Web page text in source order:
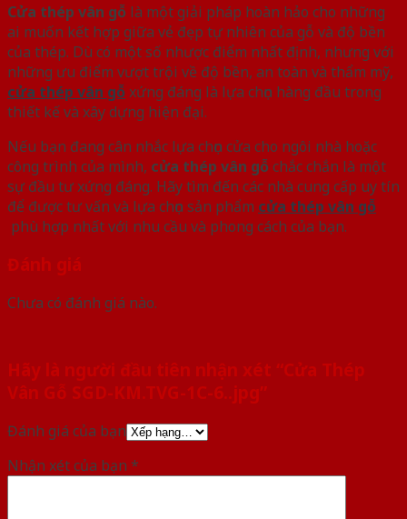
Cửa thép vân gỗ là một giải pháp hoàn hảo cho những
ai muốn kết hợp giữa vẻ đẹp tự nhiên của gỗ và độ bền
của thép. Dù có một số nhược điểm nhất định, nhưng với
những ưu điểm vượt trội về độ bền, an toàn và thẩm mỹ,
cửa thép vân gỗxứng đáng là lựa chọn hàng đầu trong
thiết kế và xây dựng hiện đại.
Nếu bạn đang cân nhắc lựa chọn cửa cho ngôi nhà hoặc
công trình của mình, cửa thép vân gỗ chắc chắn là một
sự đầu tư xứng đáng. Hãy tìm đến các nhà cung cấp uy tín
để được tư vấn và lựa chọn sản phẩm cửa thép vân gỗ
phù hợp nhất với nhu cầu và phong cách của bạn.
Đánh giá
Chưa có đánh giá nào.
Hãy là người đầu tiên nhận xét “Cửa Thép
Vân Gỗ SGD-KM.TVG-1C-6..jpg”
Đánh giá của bạn
Nhận xét của bạn *